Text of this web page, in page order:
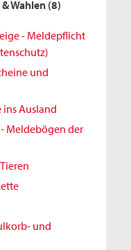
Wahlen (8)
- Meldepflicht
und
Ausland
Meldebögen der
und